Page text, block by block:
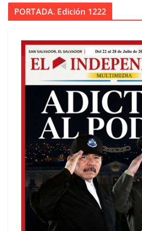
PORTADA. Edición 1222